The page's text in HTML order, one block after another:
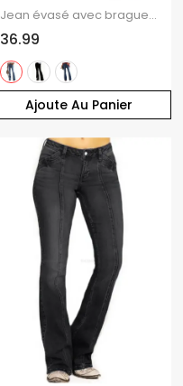
Ajoute Au Panier
Jean évasé avec braguette zippée et poche, taille haute, pantalon long en denim
36.99